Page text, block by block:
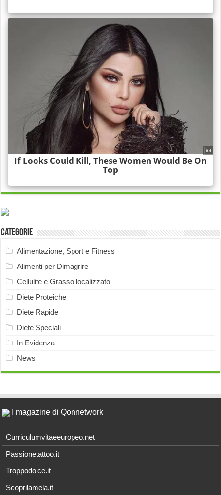
Categorie
Alimentazione, Sport e Fitness
Alimenti per Dimagrire
Cellulite e Grasso localizzato
Diete Proteiche
Diete Rapide
Diete Speciali
In Evidenza
News
I magazine di Qonnetwork
Curriculumvitaeeuropeo.net
Passionetattoo.it
Troppodolce.it
Scoprilamela.it